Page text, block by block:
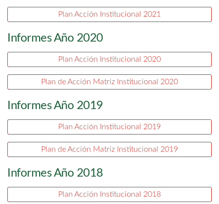
Plan Acción Institucional 2021
Informes Año 2020
Plan Acción Institucional 2020
Plan de Acción Matriz Institucional 2020
Informes Año 2019
Plan Acción Institucional 2019
Plan de Acción Matriz Institucional 2019
Informes Año 2018
Plan Acción Institucional 2018